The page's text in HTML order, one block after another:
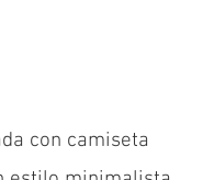
con camiseta